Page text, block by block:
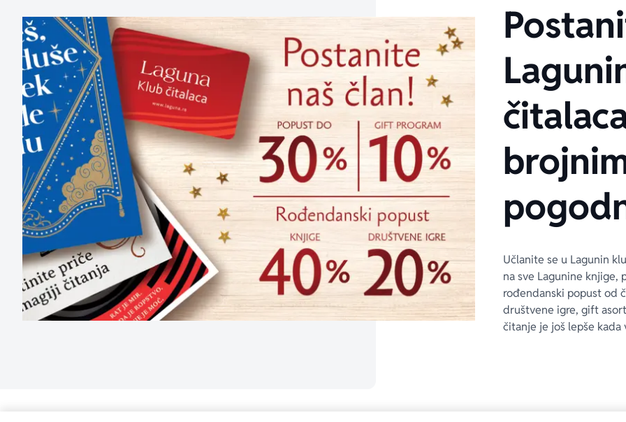
Učlanite se u Lagunin
na sve Lagunine knjige,
rođendanski popust od
društvene igre, gift
čitanje je još lepše kada